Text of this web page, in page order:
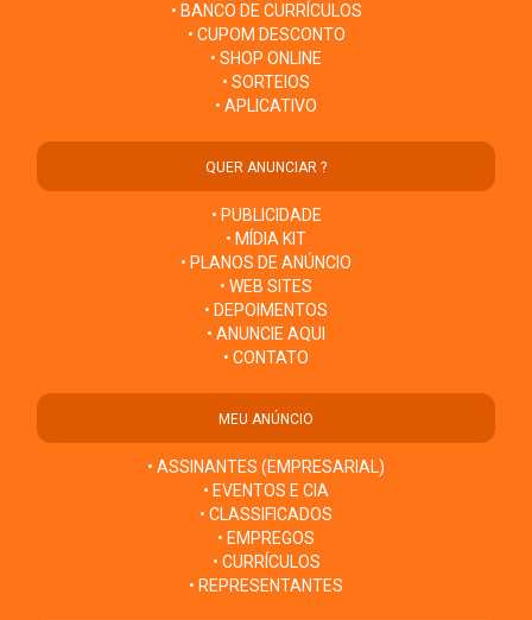
• BANCO DE CURRÍCULOS
• CUPOM DESCONTO
• SHOP ONLINE
• SORTEIOS
• APLICATIVO
QUER ANUNCIAR ?
• PUBLICIDADE
• MÍDIA KIT
• PLANOS DE ANÚNCIO
• WEB SITES
• DEPOIMENTOS
• ANUNCIE AQUI
• CONTATO
MEU ANÚNCIO
• ASSINANTES (EMPRESARIAL)
• EVENTOS E CIA
• CLASSIFICADOS
• EMPREGOS
• CURRÍCULOS
• REPRESENTANTES